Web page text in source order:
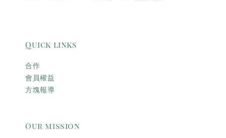
Quick links
合作
會員權益
方塊報導
Our mission